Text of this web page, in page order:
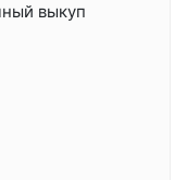
выкуп